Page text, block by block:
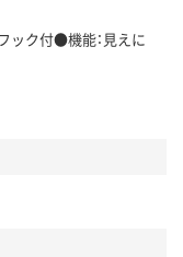
ック付●機能：見えに